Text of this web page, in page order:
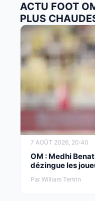
ACTU FOOT
PLUS
7 AOÛT 2026, 20:40
OM : Medhi
dézingue les
Par William Tertrin